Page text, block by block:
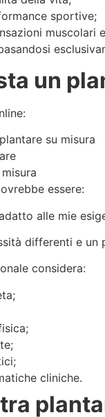
sportive;
muscolari
un
su misura
essere:
alle mie
differenti e
considera:
cliniche.